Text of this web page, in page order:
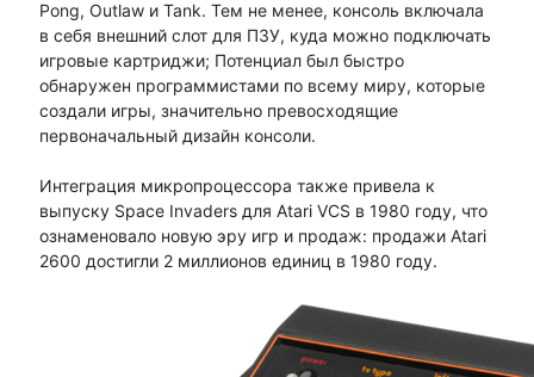
Pong, Outlaw и Tank. Тем не менее, консоль включала
в себя внешний слот для ПЗУ, куда можно подключать
игровые картриджи; Потенциал был быстро
обнаружен программистами по всему миру, которые
создали игры, значительно превосходящие
первоначальный дизайн консоли.
Интеграция микропроцессора также привела к
выпуску Space Invaders для Atari VCS в 1980 году, что
ознаменовало новую эру игр и продаж: продажи Atari
2600 достигли 2 миллионов единиц в 1980 году.